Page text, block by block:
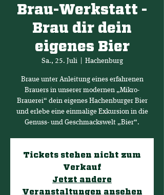
Brau-Werkstatt -
Brau dir dein
eigenes Bier
Sa., 25. Juli
  |
Hachenburg
Braue unter Anleitung eines erfahrenen
Brauers in unserer modernen „Mikro-
Brauerei“ dein eigenes Hachenburger Bier
und erlebe eine einmalige Exkursion in die
Genuss- und Geschmackswelt „Bier“.
Tickets stehen nicht zum
Verkauf
Jetzt andere
Veranstaltungen ansehen